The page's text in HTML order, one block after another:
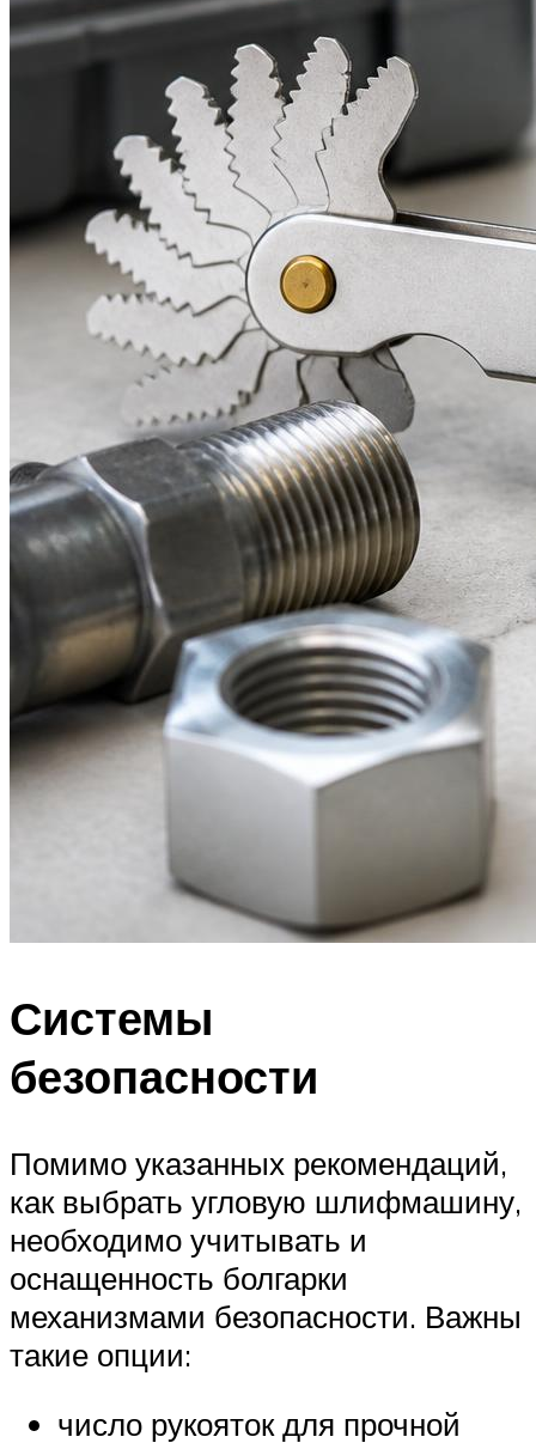
Системы
безопасности
Помимо указанных рекомендаций,
как выбрать угловую шлифмашину,
необходимо учитывать и
оснащенность болгарки
механизмами безопасности. Важны
такие опции:
число рукояток для прочной